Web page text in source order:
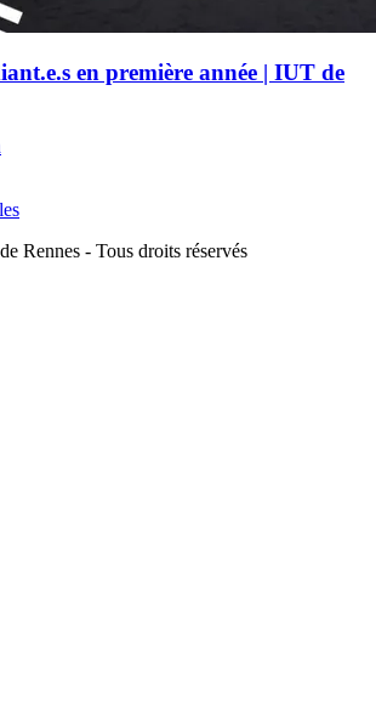
en première année | IUT de
Rennes - Tous droits réservés